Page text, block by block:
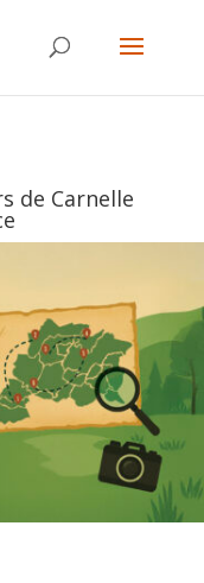
de Carnelle